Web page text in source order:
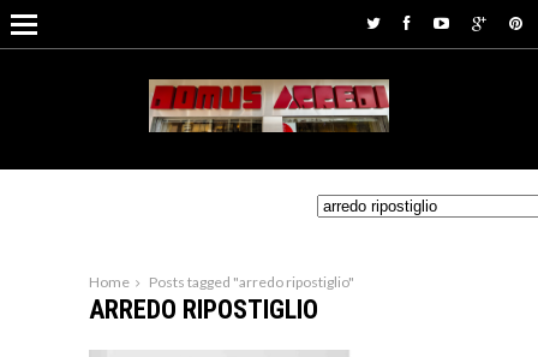
Home Posts tagged "arredo ripostiglio"
ARREDO RIPOSTIGLIO